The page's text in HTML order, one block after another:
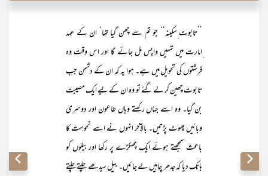
’’تابوت ِسکینہ‘‘ جو تم سے چھن گیا تھا‘ ان کے عہد
ِامارت میں تمہیں واپس مل جائے گا اور اس وقت وہ
فرشتوں کی تحویل میں ہے۔ ہوا یہ کہ ان کے دشمن جب
تابوت چھین کر لے گئے تو وہ ان کے لیے ایک مصیبت
بن گیا۔ وہ اسے جہاں رکھتے وہاں طاعون اور دوسری
وبائیں پھوٹ پڑتیں۔ بالآخر انہوں نے اسے نحوست کا
باعث سمجھتے ہوئے ایک چھکڑے پر رکھا اور بیلوں کو
ہانک دیا کہ جدھر چاہیں لے جائیں۔ بیل سیدھے چلتے چلتے